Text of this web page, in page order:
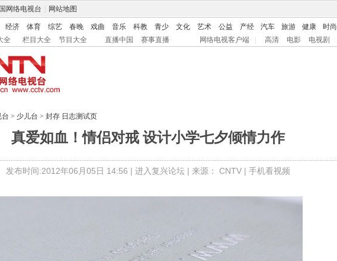
网络电视台 网站地图
经济 体育 综艺 春晚 戏曲 音乐 科教 青少 文化 艺术 公益 产经 汽车 旅游 健康 时尚
全 栏目大全 节目大全 直播中国 赛事直播 网络电视客户端 高清 电影 电视剧
台 > 少儿台 > 封存 日志测试页
真爱如血！情侣对戒 设计小学七夕倾情力作
发布时间:2012年06月05日 14:56 | 进入复兴论坛| 来源： CNTV| 手机看视频